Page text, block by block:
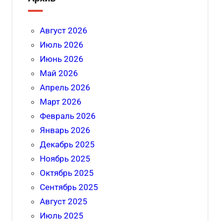
Август 2026
Июль 2026
Июнь 2026
Май 2026
Апрель 2026
Март 2026
Февраль 2026
Январь 2026
Декабрь 2025
Ноябрь 2025
Октябрь 2025
Сентябрь 2025
Август 2025
Июль 2025